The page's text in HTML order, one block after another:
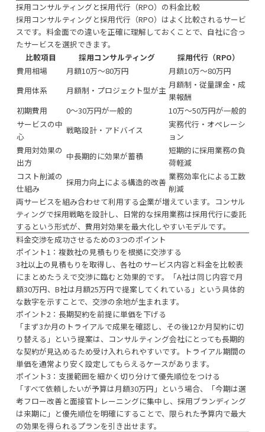
採用コンサルティングと採用代行（RPO）の料金比較
採用コンサルティングと採用代行（RPO）はよく比較されるサービ
スです。料金面での違いを正確に理解しておくことで、自社に合っ
たサービスを選択できます。
比較項目
採用コンサルティング
採用代行（RPO）
費用相場
月額10万〜80万円
月額10万〜80万円
費用体系
月額制・プロジェクト型が主
月額制・従量課金・成
果報酬
初期費用
0〜30万円が一般的
10万〜50万円が一般的
サービスの中
心
戦略設計・アドバイス
実務代行・オペレーシ
ョン
費用対効果の
出方
中長期的に効果が蓄積
短期的に採用業務の負
荷軽減
コスト削減の
仕組み
採用力向上による構造的改善
業務効率化による工数
削減
両サービスを組み合わせて利用する企業が増えています。コンサル
ティングで採用戦略を設計し、日常的な採用業務は採用代行に委託
するという形式が、費用対効果を最大化しやすいモデルです。
料金交渉を成功させるための3つのポイント
ポイント1：複数社の見積もりを根拠に交渉する
3社以上の見積もりを取得し、各社のサービス内容と料金を比較表
にまとめたうえで交渉に臨むと効果的です。「A社は同じ内容で月
額30万円、B社は月額25万円で提案してくれている」という具体的
な数字を示すことで、交渉の余地が生まれます。
ポイント2：長期契約を前提に単価を下げる
「まず3か月のトライアルで成果を確認し、その後12か月契約に切
り替える」という提案は、コンサルティング会社にとっても長期的
な契約が見込めるため受け入れられやすいです。トライアル期間の
単価を通常より安く設定してもらえるケースがあります。
ポイント3：支援範囲を細かく切り分けて優先順位をつける
「すべて依頼したいが予算は月額30万円」という場合、「今期は選
考フロー改善と面接官トレーニングに集中し、採用ブランディング
は来期に」と優先順位を明確にすることで、限られた予算内で最大
の効果を得られるプランを引き出せます。